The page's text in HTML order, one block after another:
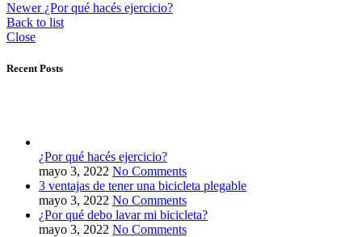
Newer ¿Por qué hacés ejercicio?
Back to list
Close
Recent Posts
¿Por qué hacés ejercicio?
mayo 3, 2022 No Comments
3 ventajas de tener una bicicleta plegable
mayo 3, 2022 No Comments
¿Por qué debo lavar mi bicicleta?
mayo 3, 2022 No Comments